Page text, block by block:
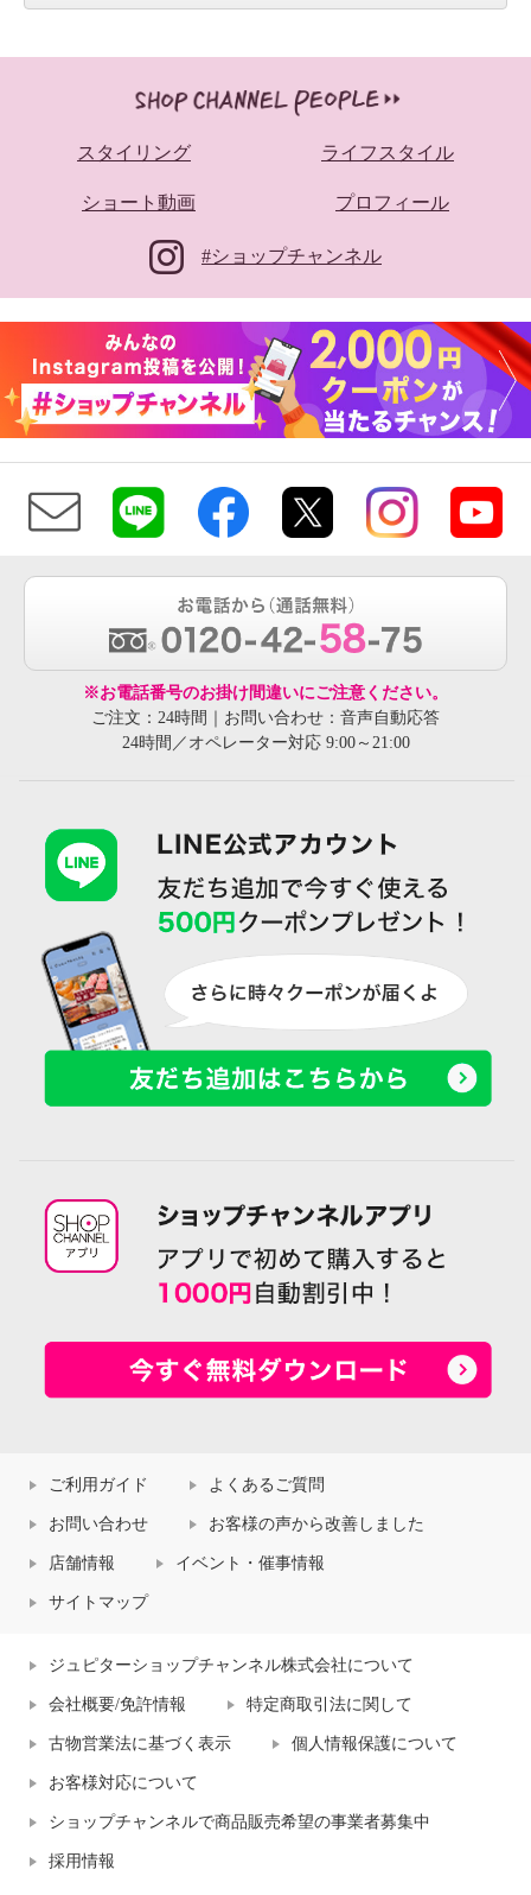
スタイリング ライフスタイル
ショート動画 プロフィール
#ショップチャンネル
※お電話番号のお掛け間違いにご注意ください。
ご注文：24時間｜お問い合わせ：音声自動応答
24時間／オペレーター対応 9:00～21:00
ご利用ガイド よくあるご質問
お問い合わせ お客様の声から改善しました
店舗情報 イベント・催事情報
サイトマップ
ジュピターショップチャンネル株式会社について
会社概要/免許情報 特定商取引法に関して
古物営業法に基づく表示 個人情報保護について
お客様対応について
ショップチャンネルで商品販売希望の事業者募集中
採用情報